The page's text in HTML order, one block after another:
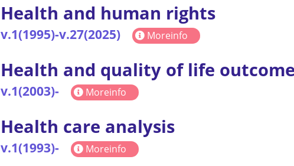
Health and human rights
v.1(1995)-v.27(2025) Moreinfo
Health and quality of life
v.1(2003)- Moreinfo
Health care analysis
v.1(1993)- Moreinfo